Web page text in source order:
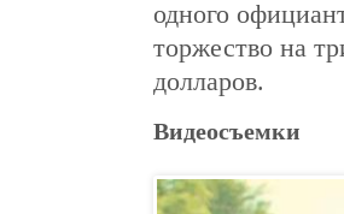
одного
торжество на
долларов.
Видеосъемки